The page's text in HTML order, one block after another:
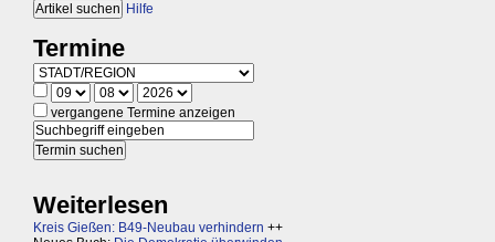
Hilfe
Termine
vergangene Termine anzeigen
Weiterlesen
Kreis Gießen: B49-Neubau verhindern ++